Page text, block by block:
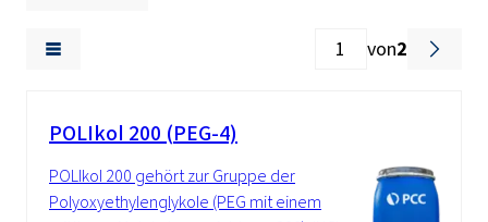
von2
POLIkol 200 (PEG-4)
POLIkol 200 gehört zur Gruppe der
Polyoxyethylenglykole (PEG mit einem